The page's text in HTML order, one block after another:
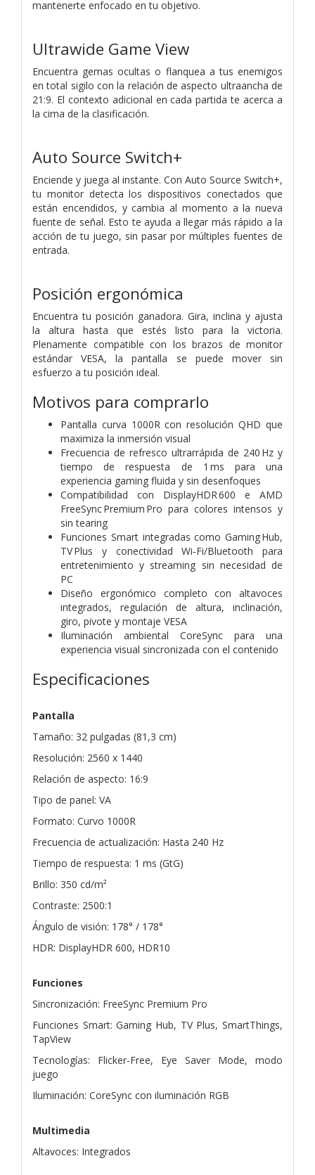
mantenerte enfocado en tu objetivo.
Ultrawide Game View
Encuentra gemas ocultas o flanquea a tus enemigos
en total sigilo con la relación de aspecto ultraancha de
21:9. El contexto adicional en cada partida te acerca a
la cima de la clasificación.
Auto Source Switch+
Enciende y juega al instante. Con Auto Source Switch+,
tu monitor detecta los dispositivos conectados que
están encendidos, y cambia al momento a la nueva
fuente de señal. Esto te ayuda a llegar más rápido a la
acción de tu juego, sin pasar por múltiples fuentes de
entrada.
Posición ergonómica
Encuentra tu posición ganadora. Gira, inclina y ajusta
la altura hasta que estés listo para la victoria.
Plenamente compatible con los brazos de monitor
estándar VESA, la pantalla se puede mover sin
esfuerzo a tu posición ideal.
Motivos para comprarlo
Pantalla curva 1000R con resolución QHD que
maximiza la inmersión visual
Frecuencia de refresco ultrarrápida de 240 Hz y
tiempo de respuesta de 1 ms para una
experiencia gaming fluida y sin desenfoques
Compatibilidad con DisplayHDR 600 e AMD
FreeSync Premium Pro para colores intensos y
sin tearing
Funciones Smart integradas como Gaming Hub,
TV Plus y conectividad Wi‑Fi/Bluetooth para
entretenimiento y streaming sin necesidad de
PC
Diseño ergonómico completo con altavoces
integrados, regulación de altura, inclinación,
giro, pivote y montaje VESA
Iluminación ambiental CoreSync para una
experiencia visual sincronizada con el contenido
Especificaciones
Pantalla
Tamaño: 32 pulgadas (81,3 cm)
Resolución: 2560 x 1440
Relación de aspecto: 16:9
Tipo de panel: VA
Formato: Curvo 1000R
Frecuencia de actualización: Hasta 240 Hz
Tiempo de respuesta: 1 ms (GtG)
Brillo: 350 cd/m²
Contraste: 2500:1
Ángulo de visión: 178° / 178°
HDR: DisplayHDR 600, HDR10
Funciones
Sincronización: FreeSync Premium Pro
Funciones Smart: Gaming Hub, TV Plus, SmartThings,
TapView
Tecnologías: Flicker-Free, Eye Saver Mode, modo
juego
Iluminación: CoreSync con iluminación RGB
Multimedia
Altavoces: Integrados